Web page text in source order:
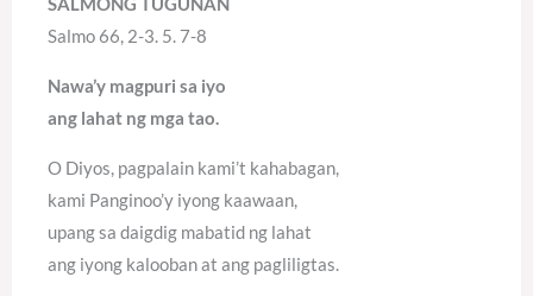
Salmo 66, 2-3. 5. 7-8
Nawa’y magpuri sa iyo
ang lahat ng mga tao.
O Diyos, pagpalain kami’t kahabagan,
kami Panginoo’y iyong kaawaan,
upang sa daigdig mabatid ng lahat
ang iyong kalooban at ang pagliligtas.